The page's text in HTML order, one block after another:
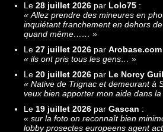
Le 28 juillet 2026 par Lolo75 :
«Allez prendre des mineures en
inquiétant franchement en dehors
quand même…… »
Le 27 juillet 2026 par
« ils ont pris tous les gens… »
Le 20 juillet 2026 par Le Norcy
« Native de Trignac et demeurant à
veux bien apporter mon aide dans
Le 19 juillet 2026 par Gascan :
« sur la foto on reconnaît bien
lobby prosectes europeens agent